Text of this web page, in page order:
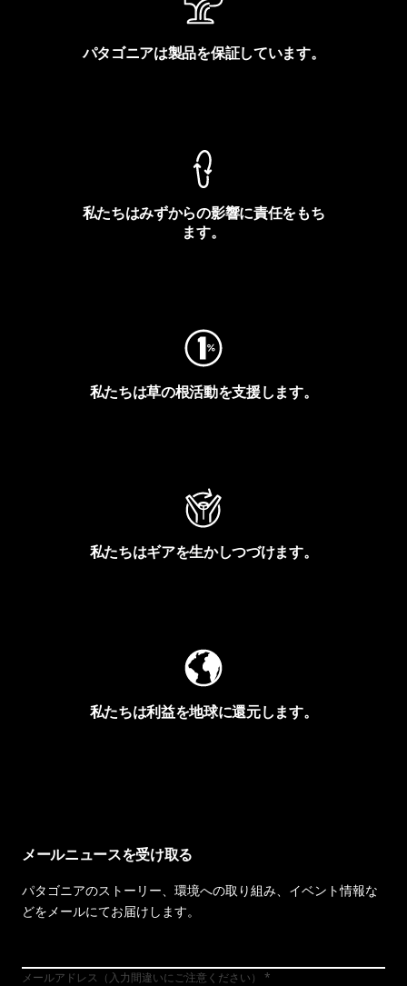
パタゴニアは製品を保証しています。
私たちはみずからの影響に責任をもち
ます。
私たちは草の根活動を支援します。
私たちはギアを生かしつづけます。
私たちは利益を地球に還元します。
メールニュースを受け取る
パタゴニアのストーリー、環境への取り組み、イベント情報な
どをメールにてお届けします。
メールアドレス（入力間違いにご注意ください）